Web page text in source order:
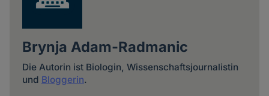
Brynja Adam-Radmanic
Die Autorin ist Biologin, Wissenschaftsjournalistin
und Bloggerin.